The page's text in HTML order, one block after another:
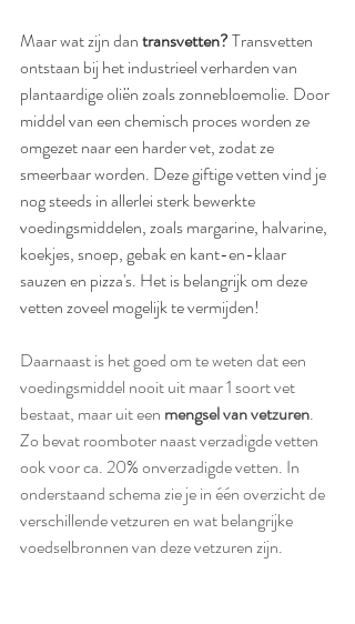
Maar wat zijn dan transvetten? Transvetten
ontstaan bij het industrieel verharden van
plantaardige oliën zoals zonnebloemolie. Door
middel van een chemisch proces worden ze
omgezet naar een harder vet, zodat ze
smeerbaar worden. Deze giftige vetten vind je
nog steeds in allerlei sterk bewerkte
voedingsmiddelen, zoals margarine, halvarine,
koekjes, snoep, gebak en kant-en-klaar
sauzen en pizza's. Het is belangrijk om deze
vetten zoveel mogelijk te vermijden!
Daarnaast is het goed om te weten dat een
voedingsmiddel nooit uit maar 1 soort vet
bestaat, maar uit een mengsel van vetzuren.
Zo bevat roomboter naast verzadigde vetten
ook voor ca. 20% onverzadigde vetten. In
onderstaand schema zie je in één overzicht de
verschillende vetzuren en wat belangrijke
voedselbronnen van deze vetzuren zijn.